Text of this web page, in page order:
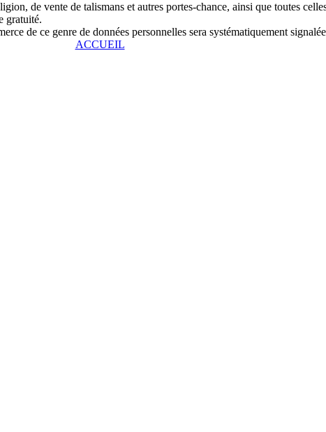
de vente de talismans et autres portes-chance, ainsi que toutes
gratuité.
de ce genre de données personnelles sera systématiquement
ACCUEIL